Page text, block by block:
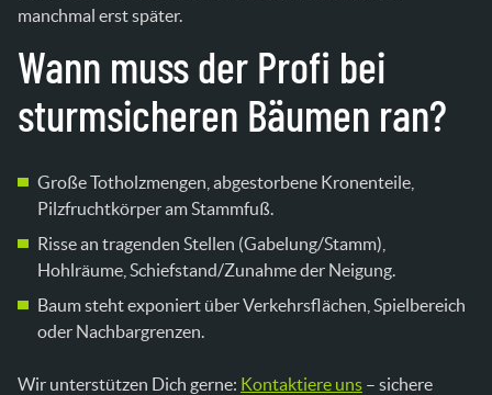
manchmal erst später.
Wann muss der Profi bei
sturmsicheren Bäumen ran?
Große Totholzmengen, abgestorbene Kronenteile,
Pilzfruchtkörper am Stammfuß.
Risse an tragenden Stellen (Gabelung/Stamm),
Hohlräume, Schiefstand/Zunahme der Neigung.
Baum steht exponiert über Verkehrsflächen, Spielbereich
oder Nachbargrenzen.
Wir unterstützen Dich gerne: Kontaktiere uns – sichere